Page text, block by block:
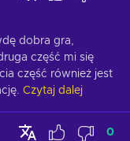
dobra gra,
część mi się
część również jest
Czytaj dalej
0